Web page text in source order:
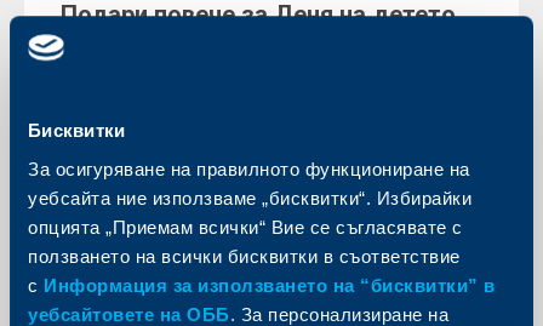
Бисквитки
За осигуряване на правилното функциониране на
уебсайта ние използваме „бисквитки“. Избирайки
опцията „Приемам всички“ Вие се съгласявате с
ползването на всички бисквитки в съответствие
с Информация за използването на “бисквитки” в
уебсайтовете на ОББ. За персонализиране на
Подари повече за Деня на детето
22 май 2026
подаръци. По този повод всички клиенти с карта на
15.06.2026г. в магазини Комсед.
Още